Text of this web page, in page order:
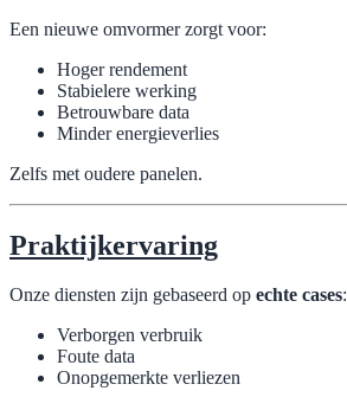
Een nieuwe omvormer zorgt voor:
Hoger rendement
Stabielere werking
Betrouwbare data
Minder energieverlies
Zelfs met oudere panelen.
Praktijkervaring
Onze diensten zijn gebaseerd op echte cases:
Verborgen verbruik
Foute data
Onopgemerkte verliezen